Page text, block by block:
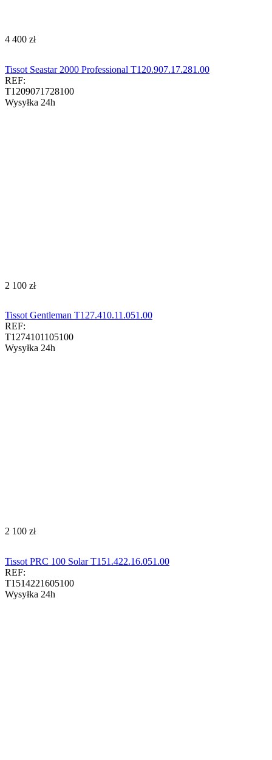
‍4 400‍ zł
Tissot Seastar 2000 Professional T120.907.17.281.00
REF:
T1209071728100
Wysyłka 24h
‍2 100‍ zł
Tissot Gentleman T127.410.11.051.00
REF:
T1274101105100
Wysyłka 24h
‍2 100‍ zł
Tissot PRC 100 Solar T151.422.16.051.00
REF:
T1514221605100
Wysyłka 24h